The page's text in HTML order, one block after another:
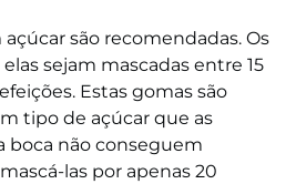
são recomendadas. Os
sejam mascadas entre 15
Estas gomas são
tipo de açúcar que as
boca não conseguem
las por apenas 20